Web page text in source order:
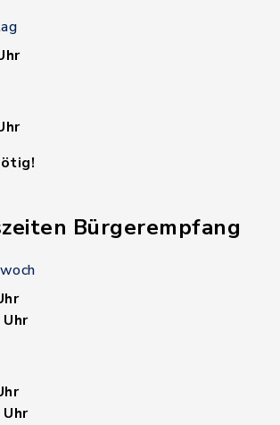
Bürgerempfang